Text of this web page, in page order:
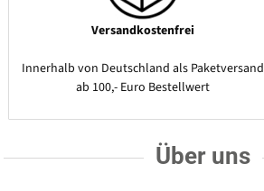
Versandkostenfrei
Innerhalb von Deutschland als Paketversand
ab 100,- Euro Bestellwert
Über uns